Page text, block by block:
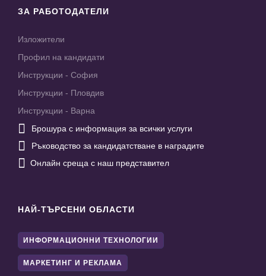
ЗА РАБОТОДАТЕЛИ
Изложители
Профил на кандидати
Инструкции - София
Инструкции - Пловдив
Инструкции - Варна
 Брошура с информация за всички услуги
 Ръководство за кандидатстване в наградите
 Онлайн среща с наш представител
НАЙ-ТЪРСЕНИ ОБЛАСТИ
ИНФОРМАЦИОННИ ТЕХНОЛОГИИ
МАРКЕТИНГ И РЕКЛАМА